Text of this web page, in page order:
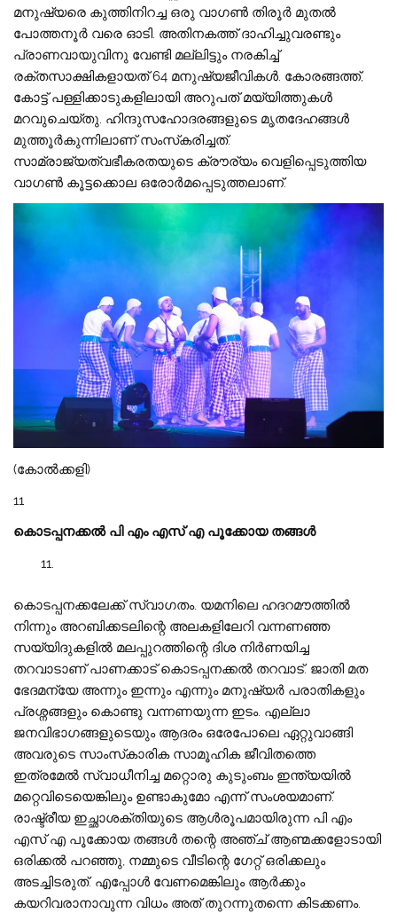
മനുഷ്യരെ കുത്തിനിറച്ച ഒരു വാഗൺ തിരൂർ മുതൽ
പോത്തനൂർ വരെ ഓടി. അതിനകത്ത് ദാഹിച്ചുവരണ്ടും
പ്രാണവായുവിനു വേണ്ടി മല്ലിട്ടും നരകിച്ച്
രക്തസാക്ഷികളായത് 64 മനുഷ്യജീവികൾ. കോരങ്ങത്ത്,
കോട്ട് പള്ളിക്കാടുകളിലായി അറുപത് മയ്യിത്തുകൾ
മറവുചെയ്‌തു. ഹിന്ദുസഹോദരങ്ങളുടെ മൃതദേഹങ്ങൾ
മുത്തൂർകുന്നിലാണ് സംസ്‌കരിച്ചത്.
സാമ്രാജ്യത്വഭീകരതയുടെ ക്രൗര്യം വെളിപ്പെടുത്തിയ
വാഗൺ കൂട്ടക്കൊല ഒരോർമപ്പെടുത്തലാണ്.
(കോൽക്കളി)
11
കൊടപ്പനക്കൽ പി എം എസ് എ പൂക്കോയ തങ്ങൾ
കൊടപ്പനക്കലേക്ക് സ്വാഗതം. യമനിലെ ഹദറമൗത്തിൽ
നിന്നും അറബിക്കടലിന്റെ അലകളിലേറി വന്നണഞ്ഞ
സയ്യിദുകളിൽ മലപ്പുറത്തിന്റെ ദിശ നിർണയിച്ച
തറവാടാണ് പാണക്കാട് കൊടപ്പനക്കൽ തറവാട്. ജാതി മത
ഭേദമന്യേ അന്നും ഇന്നും എന്നും മനുഷ്യർ പരാതികളും
പ്രശ്നങ്ങളും കൊണ്ടു വന്നണയുന്ന ഇടം. എല്ലാ
ജനവിഭാഗങ്ങളുടെയും ആദരം ഒരേപോലെ ഏറ്റുവാങ്ങി
അവരുടെ സാംസ്‌കാരിക സാമൂഹിക ജീവിതത്തെ
ഇത്രമേൽ സ്വാധീനിച്ച മറ്റൊരു കുടുംബം ഇന്ത്യയിൽ
മറ്റെവിടെയെങ്കിലും ഉണ്ടാകുമോ എന്ന് സംശയമാണ്.
രാഷ്ട്രീയ ഇച്ഛാശക്തിയുടെ ആൾരൂപമായിരുന്ന പി എം
എസ് എ പൂക്കോയ തങ്ങൾ തന്റെ അഞ്ച് ആണ്മക്കളോടായി
ഒരിക്കൽ പറഞ്ഞു, നമ്മുടെ വീടിന്റെ ഗേറ്റ് ഒരിക്കലും
അടച്ചിടരുത്. എപ്പോൾ വേണമെങ്കിലും ആർക്കും
കയറിവരാനാവുന്ന വിധം അത് തുറന്നുതന്നെ കിടക്കണം.